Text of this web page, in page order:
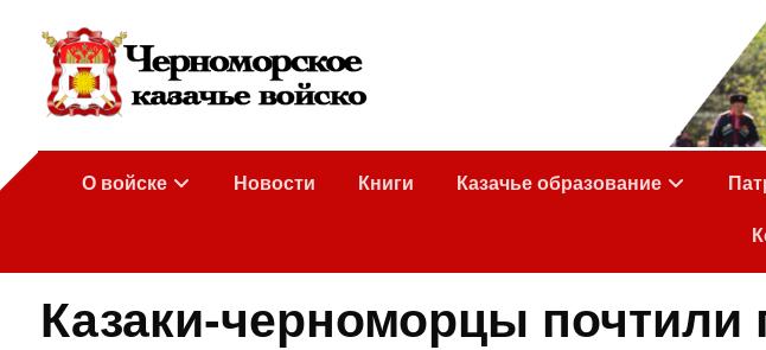
О войске Новости Книги Казачье образование
Казаки-черноморцы